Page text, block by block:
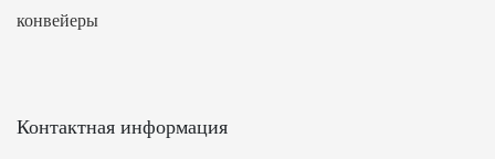
конвейеры
Контактная информация